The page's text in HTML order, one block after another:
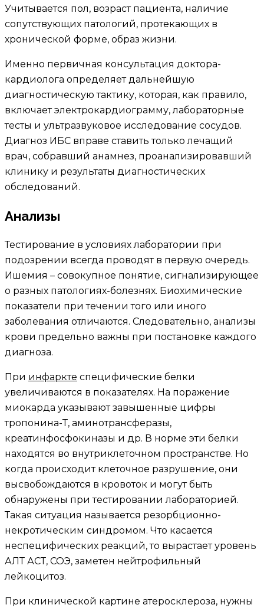
Учитывается пол, возраст пациента, наличие
сопутствующих патологий, протекающих в
хронической форме, образ жизни.
Именно первичная консультация доктора-
кардиолога определяет дальнейшую
диагностическую тактику, которая, как правило,
включает электрокардиограмму, лабораторные
тесты и ультразвуковое исследование сосудов.
Диагноз ИБС вправе ставить только лечащий
врач, собравший анамнез, проанализировавший
клинику и результаты диагностических
обследований.
Анализы
Тестирование в условиях лаборатории при
подозрении всегда проводят в первую очередь.
Ишемия – совокупное понятие, сигнализирующее
о разных патологиях-болезнях. Биохимические
показатели при течении того или иного
заболевания отличаются. Следовательно, анализы
крови предельно важны при постановке каждого
диагноза.
При инфаркте специфические белки
увеличиваются в показателях. На поражение
миокарда указывают завышенные цифры
тропонина-Т, аминотрансферазы,
креатинфосфокиназы и др. В норме эти белки
находятся во внутриклеточном пространстве. Но
когда происходит клеточное разрушение, они
высвобождаются в кровоток и могут быть
обнаружены при тестировании лабораторией.
Такая ситуация называется резорбционно-
некротическим синдромом. Что касается
неспецифических реакций, то вырастает уровень
АЛТ АСТ, СОЭ, заметен нейтрофильный
лейкоцитоз.
При клинической картине атеросклероза, нужны